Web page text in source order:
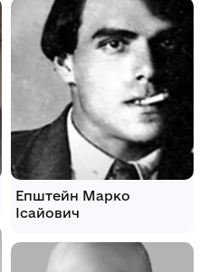
Епштейн Марко
Ісайович